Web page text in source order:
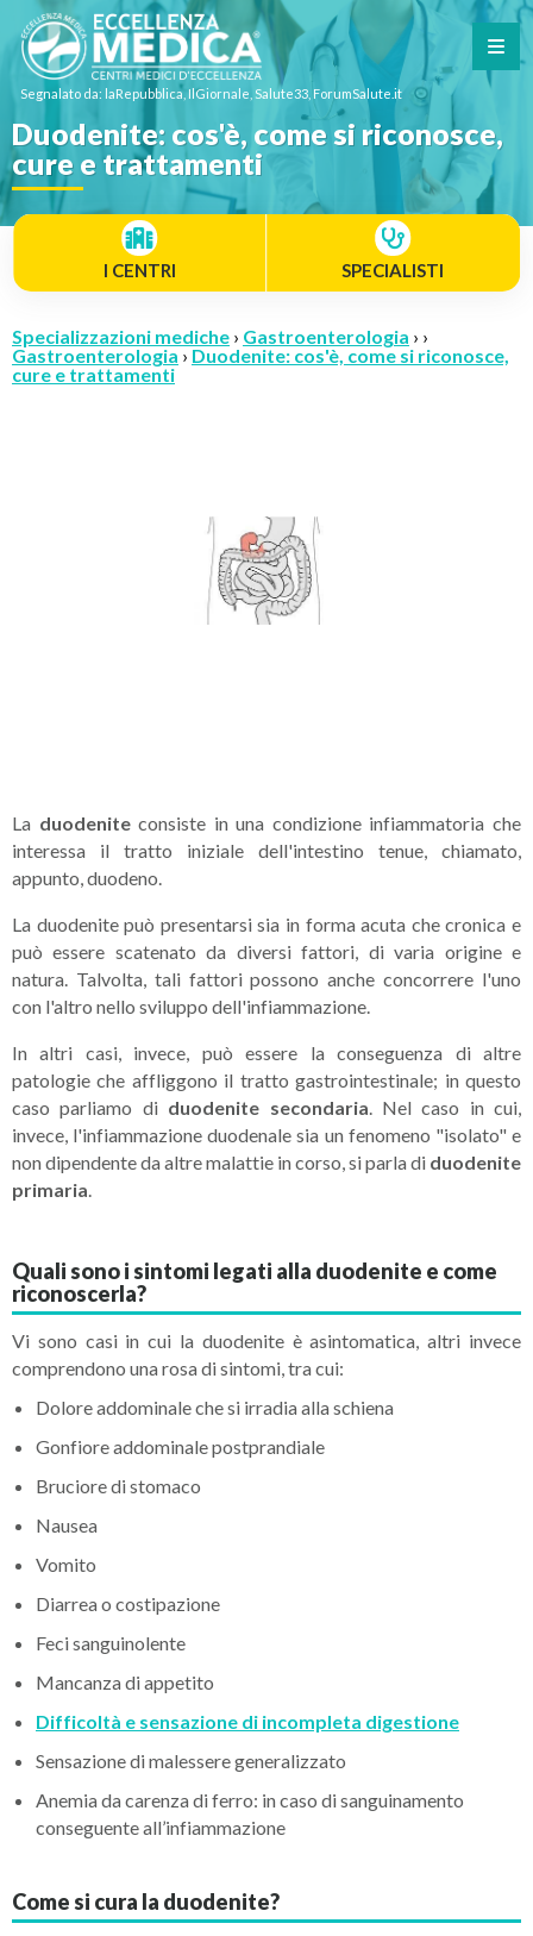
Segnalato da: laRepubblica, IlGiornale, Salute33, ForumSalute.it
Duodenite: cos'è, come si riconosce,
cure e trattamenti
I CENTRI SPECIALISTI
Specializzazioni mediche › Gastroenterologia › ›
Gastroenterologia › Duodenite: cos'è, come si riconosce,
cure e trattamenti
La duodeniteconsiste in una condizione infiammatoria che
interessa il tratto iniziale dell'intestino tenue, chiamato,
appunto, duodeno.
La duodenite può presentarsi sia in forma acuta che cronica e
può essere scatenato da diversi fattori, di varia origine e
natura. Talvolta, tali fattori possono anche concorrere l'uno
con l'altro nello sviluppo dell'infiammazione.
In altri casi, invece, può essere la conseguenza di altre
patologie che affliggono il tratto gastrointestinale; in questo
caso parliamo di duodenite secondaria. Nel caso in cui,
invece, l'infiammazione duodenale sia un fenomeno "isolato" e
non dipendente da altre malattie in corso, si parla di duodenite
primaria.
Quali sono i sintomi legati alla duodenite e come
riconoscerla?
Vi sono casi in cui la duodenite è asintomatica, altri invece
comprendono una rosa di sintomi, tra cui:
Dolore addominale che si irradia alla schiena
Gonfiore addominale postprandiale
Bruciore di stomaco
Nausea
Vomito
Diarrea o costipazione
Feci sanguinolente
Mancanza di appetito
Difficoltà e sensazione di incompleta digestione
Sensazione di malessere generalizzato
Anemia da carenza di ferro: in caso di sanguinamento
conseguente all’infiammazione
Come si cura la duodenite?